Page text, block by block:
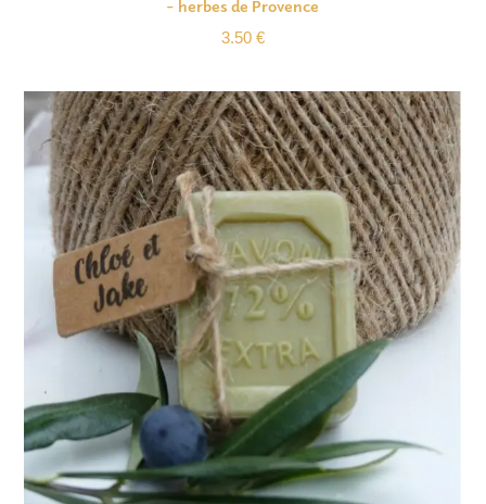
– herbes de Provence
3.50 €